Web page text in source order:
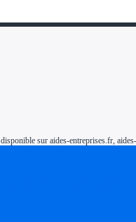
sur aides-entreprises.fr,